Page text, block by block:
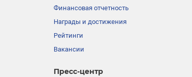
Финансовая отчетность
Награды и достижения
Рейтинги
Вакансии
Пресс-центр